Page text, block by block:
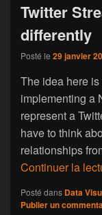
Twitter
differently
Posté le 29 janvier
The idea here
implementing a
represent a
have to think
relationships
Continuer la
Posté dans Data
Publier un